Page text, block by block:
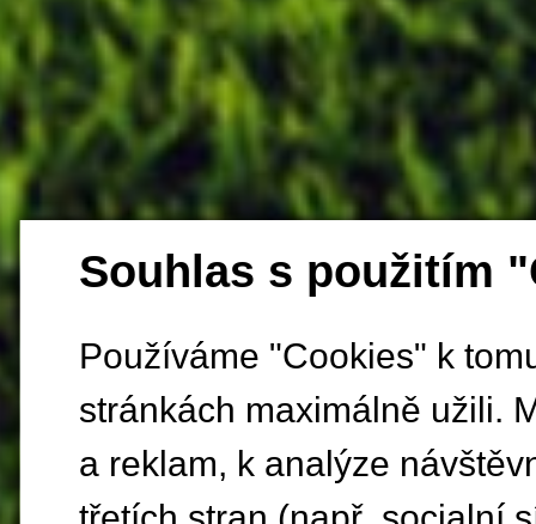
Souhlas s použitím
Používáme "Cookies" k
stránkách maximálně užili.
a reklam, k analýze